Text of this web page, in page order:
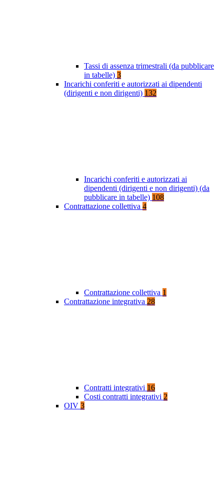
Tassi di assenza trimestrali (da pubblicare
in tabelle) 3
Incarichi conferiti e autorizzati ai dipendenti
(dirigenti e non dirigenti) 132
Incarichi conferiti e autorizzati ai
dipendenti (dirigenti e non dirigenti) (da
pubblicare in tabelle) 108
Contrattazione collettiva 4
Contrattazione collettiva 1
Contrattazione integrativa 28
Contratti integrativi 16
Costi contratti integrativi 2
OIV 3